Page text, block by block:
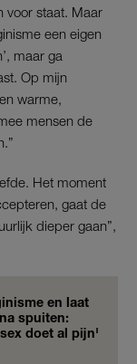
voor staat. Maar
een eigen
maar ga
Op mijn
warme,
mensen de
Het moment
gaat de
dieper gaan”,
en laat
spuiten:
doet al pijn'